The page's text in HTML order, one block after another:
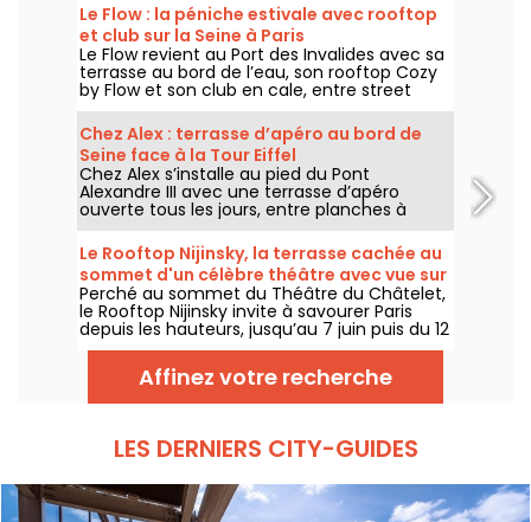
Le Flow : la péniche estivale avec rooftop
et club sur la Seine à Paris
Le Flow revient au Port des Invalides avec sa
terrasse au bord de l’eau, son rooftop Cozy
by Flow et son club en cale, entre street
food, cocktails, DJ sets et soirées d’été sur la
Seine.
Chez Alex : terrasse d’apéro au bord de
Seine face à la Tour Eiffel
Chez Alex s’installe au pied du Pont
Alexandre III avec une terrasse d’apéro
ouverte tous les jours, entre planches à
partager, cocktails, vue sur la Seine et
ambiance d’été face à la Tour Eiffel.
Le Rooftop Nijinsky, la terrasse cachée au
sommet d'un célèbre théâtre avec vue sur
Paris
Perché au sommet du Théâtre du Châtelet,
le Rooftop Nijinsky invite à savourer Paris
depuis les hauteurs, jusqu’au 7 juin puis du 12
juillet au 21 septembre 2026, entre terrasse
panoramique, cocktails, cuisine toute la
journée et DJ sets jusqu’au bout de la nuit.
Affinez votre recherche
LES DERNIERS CITY-GUIDES